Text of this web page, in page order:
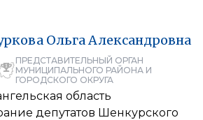
ОльгаАлександровна
ПРЕДСТАВИТЕЛЬНЫЙ ОРГАН
МУНИЦИПАЛЬНОГО РАЙОНА И
ГОРОДСКОГО ОКРУГА
область
депутатов Шенкурского